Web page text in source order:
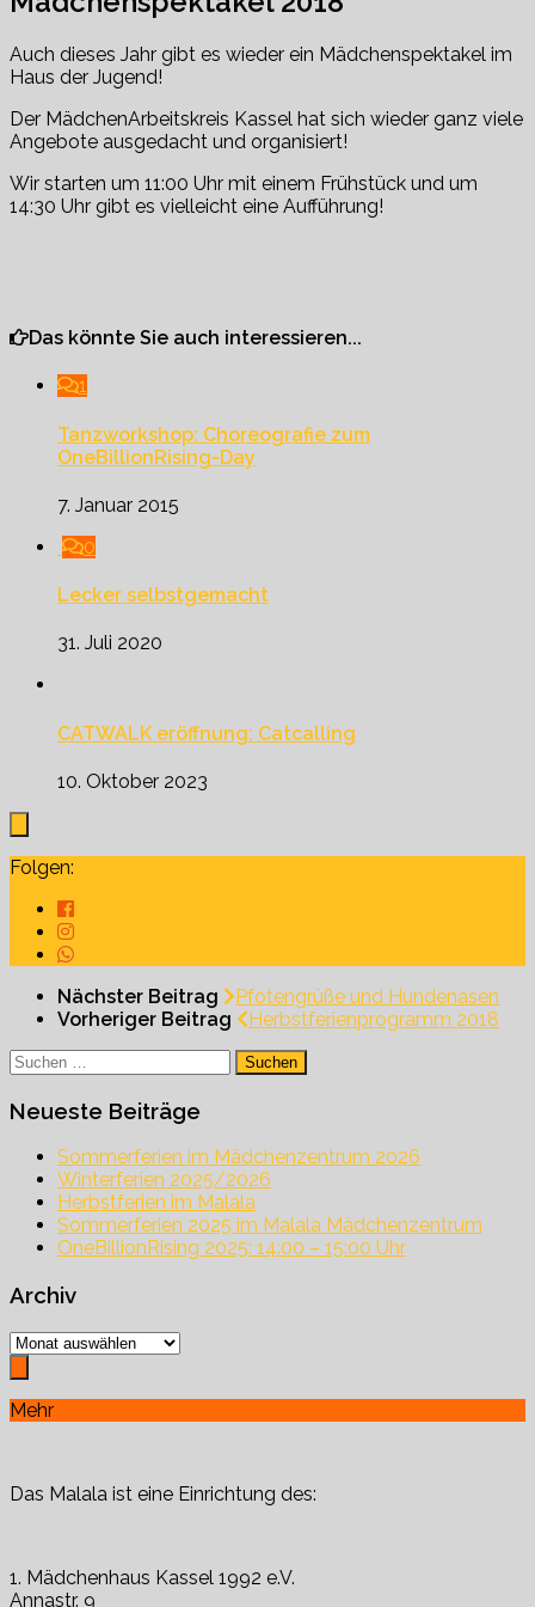
Auch dieses Jahr gibt es wieder ein Mädchenspektakel im
Haus der Jugend!
Der MädchenArbeitskreis Kassel hat sich wieder ganz viele
Angebote ausgedacht und organisiert!
Wir starten um 11:00 Uhr mit einem Frühstück und um
14:30 Uhr gibt es vielleicht eine Aufführung!
Das könnte Sie auch interessieren...
1
Tanzworkshop: Choreografie zum
OneBillionRising-Day
7. Januar 2015
0
Lecker selbstgemacht
31. Juli 2020
CATWALK eröffnung: Catcalling
10. Oktober 2023
Folgen:
Nächster Beitrag
Pfotengrüße und Hundenasen
Vorheriger Beitrag
Herbstferienprogramm 2018
Suchen
nach:
Neueste Beiträge
Sommerferien im Mädchenzentrum 2026
Winterferien 2025/2026
Herbstferien im Malala
Sommerferien 2025 im Malala Mädchenzentrum
OneBillionRising 2025: 14:00 – 15:00 Uhr
Archiv
Archiv
Mehr
Das Malala ist eine Einrichtung des:
1. Mädchenhaus Kassel 1992 e.V.
Annastr. 9